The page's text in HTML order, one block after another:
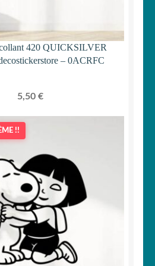
420 QUICKSILVER
– 0ACRFC
5,50 €
!!